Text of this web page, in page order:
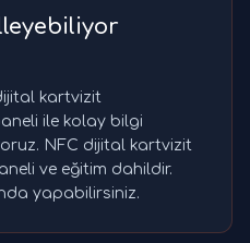
kartvizit
ile kolay bilgi
NFC dijital kartvizit
ve eğitim dahildir.
yapabilirsiniz.